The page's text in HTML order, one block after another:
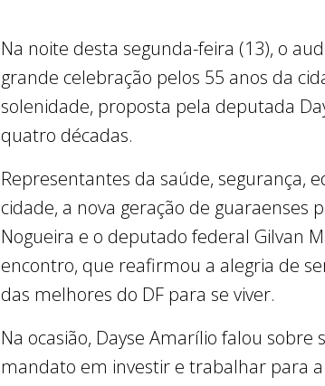
Na noite desta segunda-feira (13), o
grande celebração pelos 55 anos da
solenidade, proposta pela deputada
quatro décadas.
Representantes da saúde, segurança,
cidade, a nova geração de
Nogueira e o deputado federal Gilvan
encontro, que reafirmou a alegria de
das melhores do DF para se viver.
Na ocasião, Dayse Amarílio falou
mandato em investir e trabalhar para a